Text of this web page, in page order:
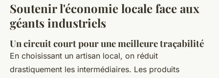
Soutenir l'économie locale face aux
géants industriels
Un circuit court pour une meilleure traçabilité
En choisissant un artisan local, on réduit
drastiquement les intermédiaires. Les produits